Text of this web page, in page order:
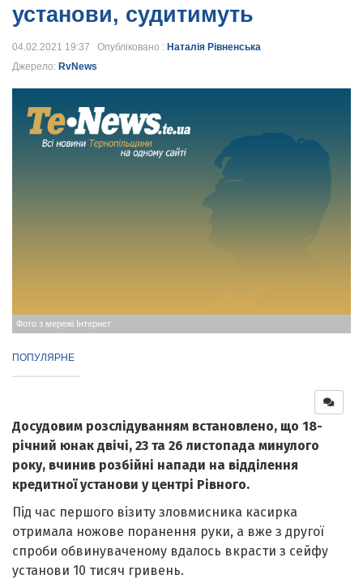
установи, судитимуть
04.02.2021 19:37 Опубліковано : Наталія Рівненська
Джерело: RvNews
Фото з мережі Інтернет
ПОПУЛЯРНЕ
Досудовим розслідуванням встановлено, що 18-
річний юнак двічі, 23 та 26 листопада минулого
року, вчинив розбійні напади на відділення
кредитної установи у центрі Рівного.
Під час першого візиту зловмисника касирка
отримала ножове поранення руки, а вже з другої
спроби обвинуваченому вдалось вкрасти з сейфу
установи 10 тисяч гривень.